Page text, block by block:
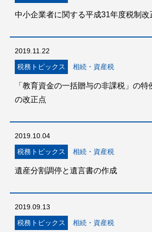
中小企業者に関する平成31年度税制改
2019.11.22
税務トピックス
相続・資産税
「教育資金の一括贈与の非課税」の
の改正点
2019.10.04
税務トピックス
相続・資産税
遺産分割調停と遺言書の作成
2019.09.13
税務トピックス
相続・資産税